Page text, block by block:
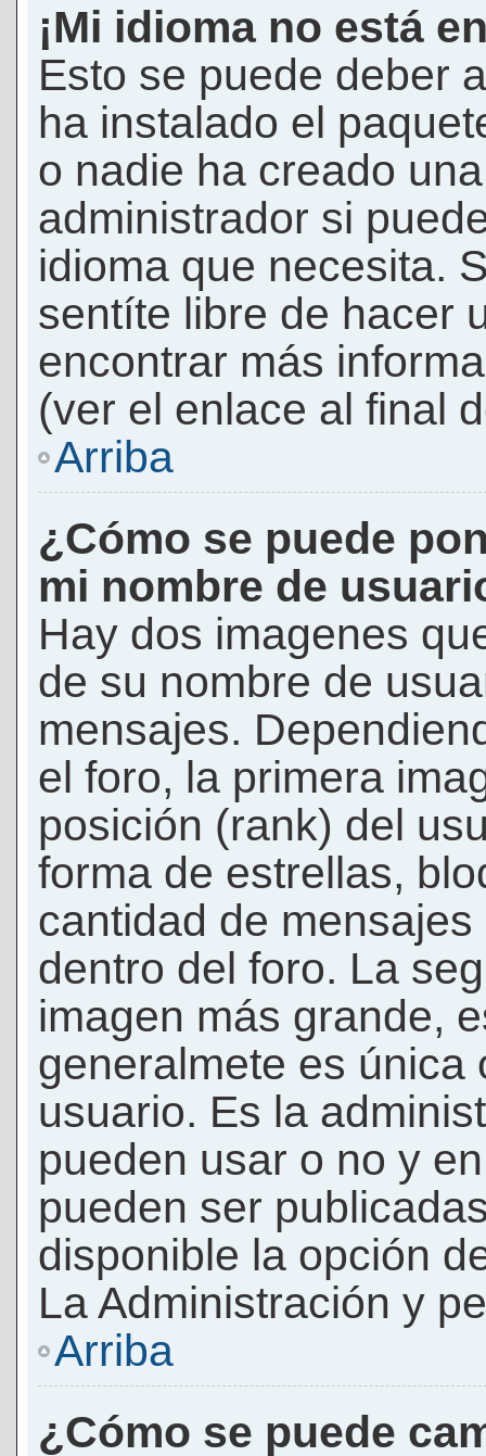
¡Mi idioma no está
Esto se puede deber
ha instalado el
o nadie ha creado
administrador si
idioma que necesita.
sentíte libre de hacer
encontrar más
(ver el enlace al final
Arriba
¿Cómo se puede
mi nombre de
Hay dos imagenes
de su nombre de
mensajes.
el foro, la primera
posición (rank) del
forma de estrellas,
cantidad de
dentro del foro. La
imagen más grande,
generalmete es única
usuario. Es la
pueden usar o no y
pueden ser
disponible la opción
La Administración y
Arriba
¿Cómo se puede